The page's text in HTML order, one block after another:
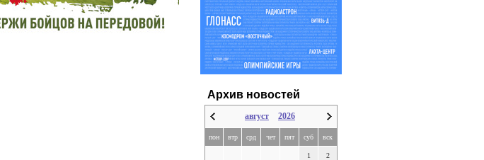
Архив новостей
август 2026
пон втр срд чет пят суб вск
1 2